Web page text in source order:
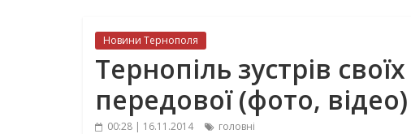
Новини Тернополя
Тернопіль зустрів
передової (фото, відео)
00:28 | 16.11.2014 головні